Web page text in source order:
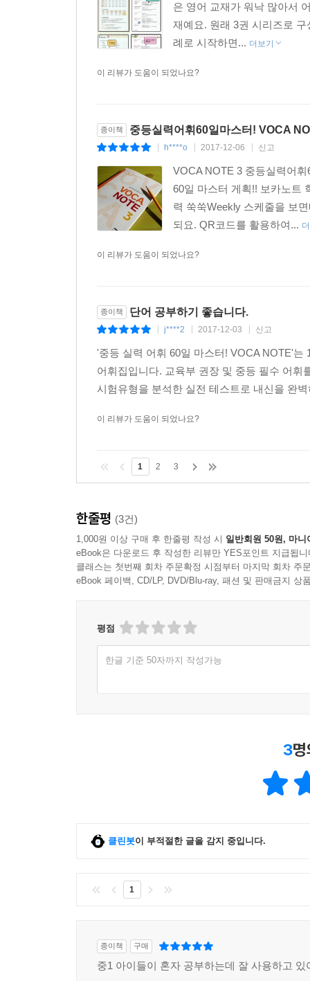
은 영어 교재가 워낙 많아서
재예요. 원래 3권 시리즈로
례로 시작하면... 더보기
이 리뷰가 도움이 되었나요?
종이책 중등실력어휘60일마스터! VOCA
h****o 2017-12-06 신고
VOCA NOTE 3 중등실력어
60일 마스터 게획!! 보카노트
력 쑥쑥Weekly 스케줄을 보
되요. QR코드를 활용하여...
이 리뷰가 도움이 되었나요?
종이책 단어 공부하기 좋습니다.
j****2 2017-12-03 신고
'중등 실력 어휘 60일 마스터! VOCA NOTE'
어휘집입니다. 교육부 권장 및 중등 필수 어
시험유형을 분석한 실전 테스트로 내신을 완
이 리뷰가 도움이 되었나요?
1 2 3
한줄평 (3건)
1,000원 이상 구매 후 한줄평 작성 시 일반회원 50원, 마니
eBook은 다운로드 후 작성한 리뷰만 YES포인트 지급됩니
클래스는 첫번째 회차 주문확정 시점부터 마지막 회차 주
eBook 페이백, CD/LP, DVD/Blu-ray, 패션 및 판매금지 상
평점
한글 기준 50자까지 작성가능
3
클린봇이 부적절한 글을 감지 중입니다.
1
종이책 구매
중1 아이들이 혼자 공부하는데 잘 사용하고 있